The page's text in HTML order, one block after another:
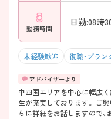
勤務時間
日勤:08時
未経験歓迎 復職・ブラン
中四国エリアを中心に幅広
生が充実しております。 ご興味のある方には、面接対策ポイントなど、さ
らに詳細をお話しますので、